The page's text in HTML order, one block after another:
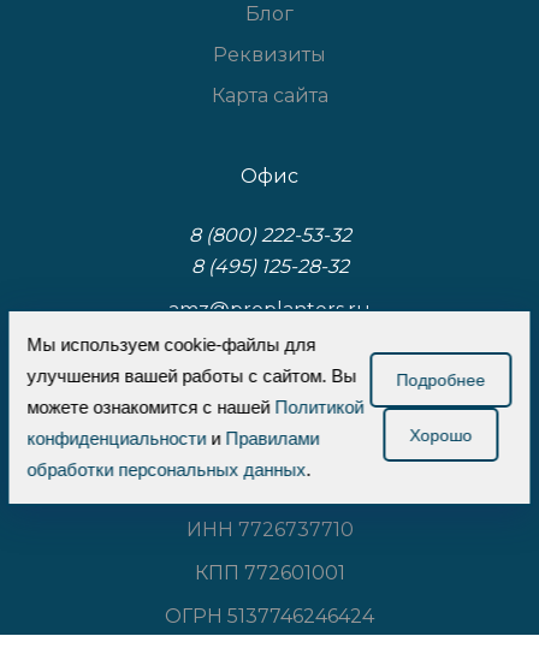
Блог
Реквизиты
Карта сайта
Офис
8 (800) 222-53-32
8 (495) 125-28-32
amz@proplanters.ru
Пн-Пт 10:00-19:00
117587, Москва, Варшавское шоссе, д.125, к.3,
ООО «Проплантерс»
ИНН 7726737710
КПП 772601001
ОГРН 5137746246424
Мы используем cookie-файлы для
улучшения вашей работы с сайтом. Вы
можете ознакомится с нашей Политикой
конфиденциальностии Правилами
обработки персональных данных.
Подробнее
Хорошо